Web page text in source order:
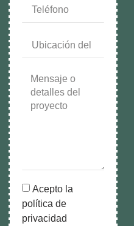
Acepto la
política de
privacidad